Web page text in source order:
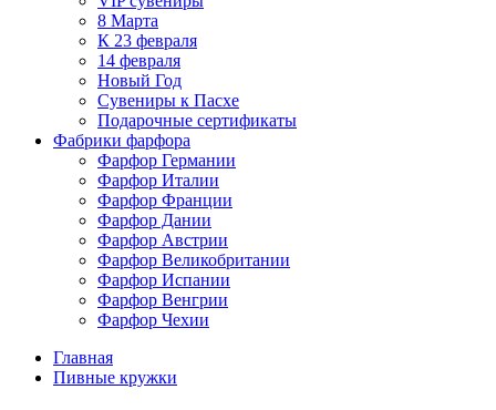
8 Марта
К 23 февраля
14 февраля
Новый Год
Сувениры к Пасхе
Подарочные сертификаты
Фабрики фарфора
Фарфор Германии
Фарфор Италии
Фарфор Франции
Фарфор Дании
Фарфор Австрии
Фарфор Великобритании
Фарфор Испании
Фарфор Венгрии
Фарфор Чехии
Главная
Пивные кружки